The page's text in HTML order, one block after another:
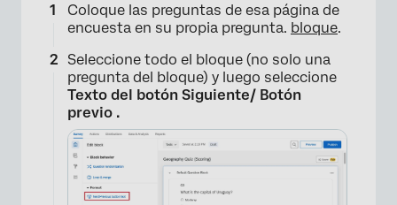
Coloque las preguntas de esa página de
encuesta en su propia pregunta. bloque.
Seleccione todo el bloque (no solo una
pregunta del bloque) y luego seleccione
Texto del botón Siguiente/ Botón
previo .